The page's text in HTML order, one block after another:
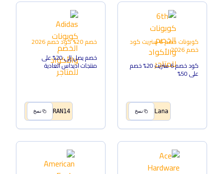
كوبونات خصم 6 ستريت كود
خصم2026
كود خصم 6 ستريت 20% خصم
على 50%
Lana نسخ
خصم 20% كود خصم2026
خصم يصل إلى 20% على
منتجات اديداس العادية
RAN14 نسخ